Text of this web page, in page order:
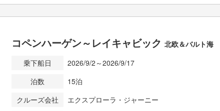
コペンハーゲン～レイキャビック 北欧＆バルト海
乗下船日
2026/9/2～2026/9/17
泊数
15泊
クルーズ会社
エクスプローラ・ジャーニー